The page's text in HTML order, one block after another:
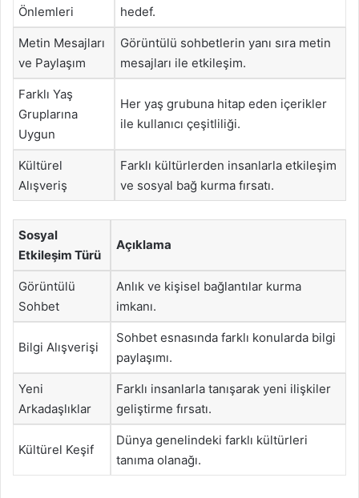
Önlemleri
hedef.
Metin Mesajları
ve Paylaşım
Görüntülü sohbetlerin yanı sıra metin
mesajları ile etkileşim.
Farklı Yaş
Gruplarına
Uygun
Her yaş grubuna hitap eden içerikler
ile kullanıcı çeşitliliği.
Kültürel
Alışveriş
Farklı kültürlerden insanlarla etkileşim
ve sosyal bağ kurma fırsatı.
Sosyal
Etkileşim Türü
Açıklama
Görüntülü
Sohbet
Anlık ve kişisel bağlantılar kurma
imkanı.
Bilgi Alışverişi
Sohbet esnasında farklı konularda bilgi
paylaşımı.
Yeni
Arkadaşlıklar
Farklı insanlarla tanışarak yeni ilişkiler
geliştirme fırsatı.
Kültürel Keşif
Dünya genelindeki farklı kültürleri
tanıma olanağı.